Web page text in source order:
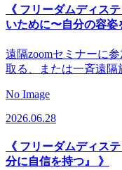
《 フリーダムディス
いために〜自分の容姿
遠隔zoomセミナーに
取る、または一斉遠隔
No Image
2026.06.28
《 フリーダムディス
分に自信を持つ』 》